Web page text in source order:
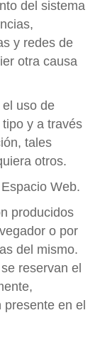
del sistema
y redes de
otra causa
uso de
y a través
tales
otros.
Web.
producidos
o por
del mismo.
reservan el
en el